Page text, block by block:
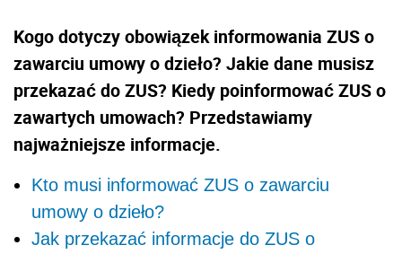
Kogo dotyczy obowiązek informowania ZUS o
zawarciu umowy o dzieło? Jakie dane musisz
przekazać do ZUS? Kiedy poinformować ZUS o
zawartych umowach? Przedstawiamy
najważniejsze informacje.
Kto musi informować ZUS o zawarciu
umowy o dzieło?
Jak przekazać informacje do ZUS o